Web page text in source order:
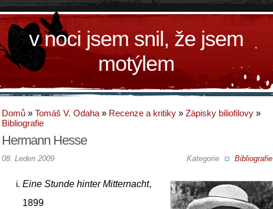
v noci jsem snil, že jsem
motýlem
Domů » Tomáš V. Odaha » Recenze a kritiky » Zápisky biliofilovy »
Bibliografie
Hermann Hesse
Kategorie Bibliografie
08. Leden 2009
Eine Stunde hinter Mitternacht,
1899